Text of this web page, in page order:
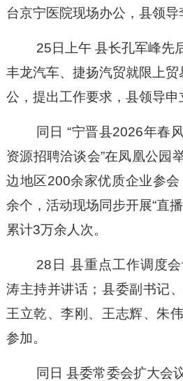
台京宁医院现场办公，县领导
25日上午 县长孔军峰先
丰龙汽车、捷扬汽贸就限上
公，提出工作要求 ， 县领导申
同日 “宁晋县2026年春
资源招聘洽谈会”在凤凰公园
边地区 200余家优质企业参
余个，活动现场同步开展“直
累计3万余人次。
28日 县重点工作调度
涛主持并讲话；县委副书记
王立乾、李刚、王志辉、朱
参加。
同日 县委常委会扩大会